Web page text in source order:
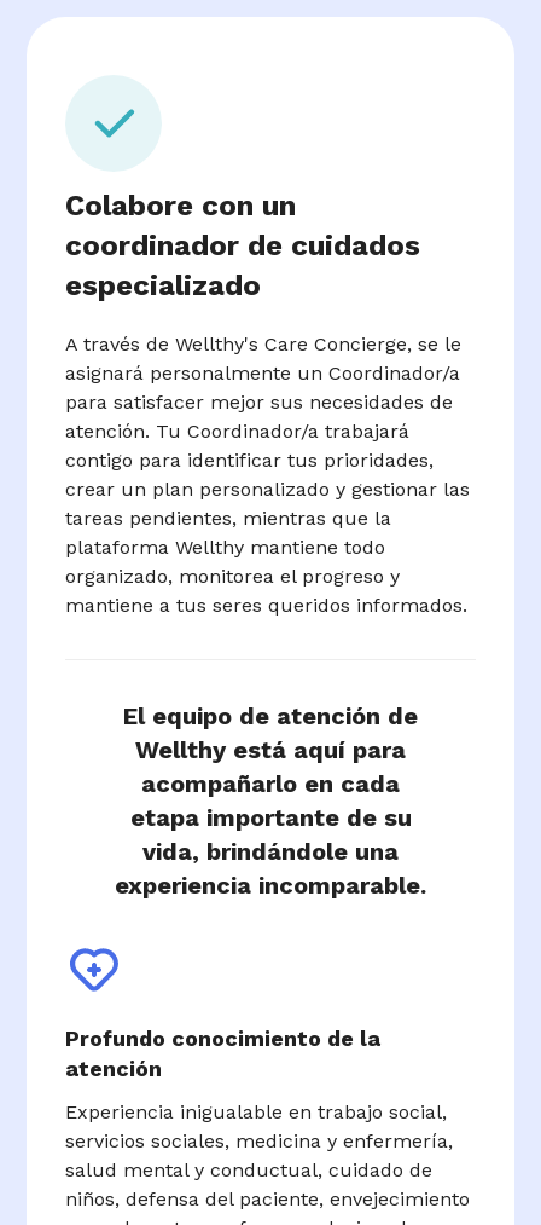
Colabore con un
coordinador de cuidados
especializado
A través de Wellthy's Care Concierge, se le
asignará personalmente un Coordinador/a
para satisfacer mejor sus necesidades de
atención. Tu Coordinador/a trabajará
contigo para identificar tus prioridades,
crear un plan personalizado y gestionar las
tareas pendientes, mientras que la
plataforma Wellthy mantiene todo
organizado, monitorea el progreso y
mantiene a tus seres queridos informados.
El equipo de atención de
Wellthy está aquí para
acompañarlo en cada
etapa importante de su
vida, brindándole una
experiencia incomparable.
Profundo conocimiento de la
atención
Experiencia inigualable en trabajo social,
servicios sociales, medicina y enfermería,
salud mental y conductual, cuidado de
niños, defensa del paciente, envejecimiento